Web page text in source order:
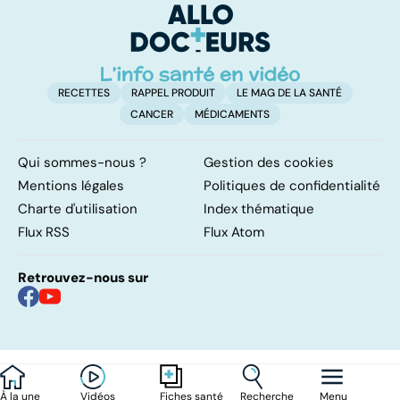
À la une Vidéos Fiches santé Recherche Menu
d'angine ?
RECETTES RAPPEL PRODUIT
LE MAG DE LA SANTÉ
CANCER
MÉDICAMENTS
Qui sommes-nous ?
Gestion des cookies
Mentions légales
Politiques de confidentialité
Charte d'utilisation
Index thématique
Flux RSS
Flux Atom
Retrouvez-nous sur